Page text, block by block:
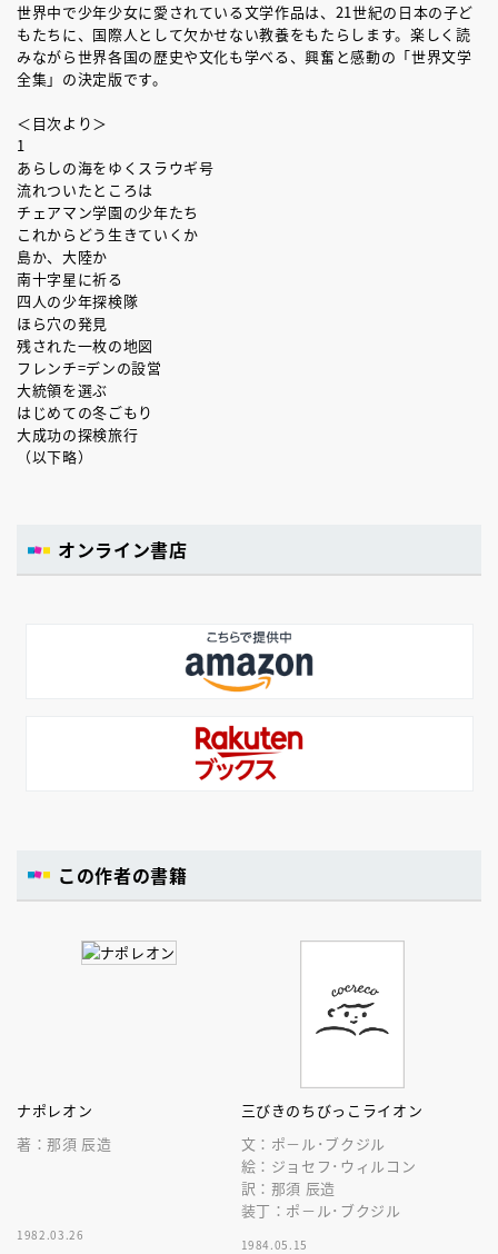
世界中で少年少女に愛されている文学作品は、21世紀の日本の子ど
もたちに、国際人として欠かせない教養をもたらします。楽しく読
みながら世界各国の歴史や文化も学べる、興奮と感動の「世界文学
全集」の決定版です。
＜目次より＞
1
あらしの海をゆくスラウギ号
流れついたところは
チェアマン学園の少年たち
これからどう生きていくか
島か、大陸か
南十字星に祈る
四人の少年探検隊
ほら穴の発見
残された一枚の地図
フレンチ=デンの設営
大統領を選ぶ
はじめての冬ごもり
大成功の探検旅行
（以下略）
オンライン書店
この作者の書籍
ナポレオン
著：那須 辰造
1982.03.26
三びきのちびっこライオン
文：ポ－ル･ブクジル
絵：ジョセフ･ウィルコン
訳：那須 辰造
装丁：ポ－ル･ブクジル
1984.05.15